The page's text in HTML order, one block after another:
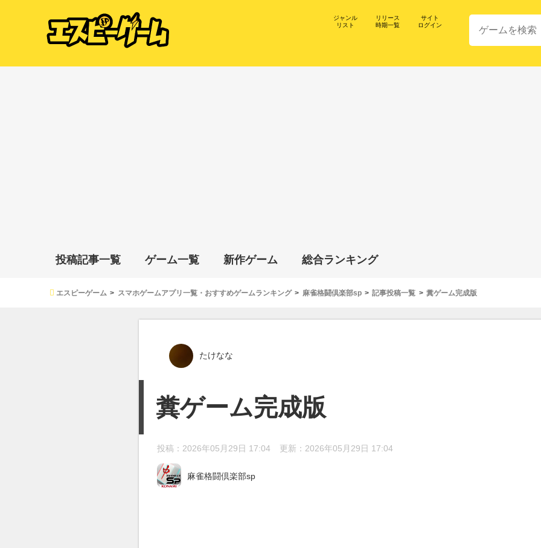
ジャンル
リスト
リリース
時期一覧
サイト
ログイン
投稿記事一覧 ゲーム一覧 新作ゲーム 総合ランキング
エスピーゲーム スマホゲームアプリ一覧・おすすめゲームランキング 麻雀格闘倶楽部sp 記事投稿一覧 糞ゲーム完成版
たけなな
糞ゲーム完成版
投稿：2026年05月29日 17:04 更新：2026年05月29日 17:04
麻雀格闘倶楽部sp